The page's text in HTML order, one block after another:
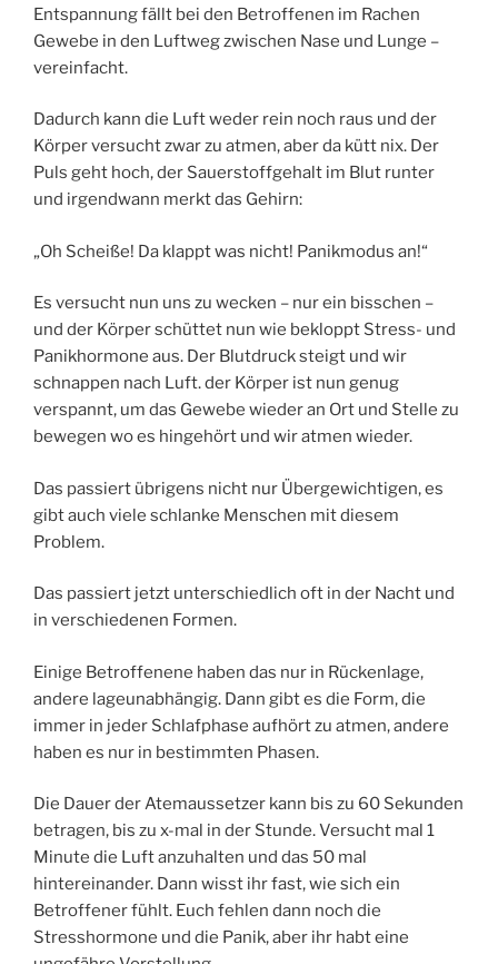
Entspannung fällt bei den Betroffenen im Rachen
Gewebe in den Luftweg zwischen Nase und Lunge –
vereinfacht.
Dadurch kann die Luft weder rein noch raus und der
Körper versucht zwar zu atmen, aber da kütt nix. Der
Puls geht hoch, der Sauerstoffgehalt im Blut runter
und irgendwann merkt das Gehirn:
„Oh Scheiße! Da klappt was nicht! Panikmodus an!“
Es versucht nun uns zu wecken – nur ein bisschen –
und der Körper schüttet nun wie bekloppt Stress- und
Panikhormone aus. Der Blutdruck steigt und wir
schnappen nach Luft. der Körper ist nun genug
verspannt, um das Gewebe wieder an Ort und Stelle zu
bewegen wo es hingehört und wir atmen wieder.
Das passiert übrigens nicht nur Übergewichtigen, es
gibt auch viele schlanke Menschen mit diesem
Problem.
Das passiert jetzt unterschiedlich oft in der Nacht und
in verschiedenen Formen.
Einige Betroffenene haben das nur in Rückenlage,
andere lageunabhängig. Dann gibt es die Form, die
immer in jeder Schlafphase aufhört zu atmen, andere
haben es nur in bestimmten Phasen.
Die Dauer der Atemaussetzer kann bis zu 60 Sekunden
betragen, bis zu x-mal in der Stunde. Versucht mal 1
Minute die Luft anzuhalten und das 50 mal
hintereinander. Dann wisst ihr fast, wie sich ein
Betroffener fühlt. Euch fehlen dann noch die
Stresshormone und die Panik, aber ihr habt eine